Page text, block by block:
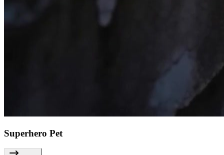
Superhero Pet